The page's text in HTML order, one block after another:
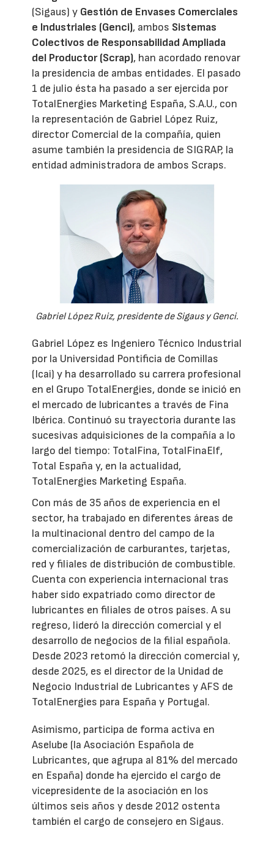
(Sigaus) y Gestión de Envases Comerciales
e Industriales (Genci), ambos Sistemas
Colectivos de Responsabilidad Ampliada
del Productor (Scrap), han acordado renovar
la presidencia de ambas entidades. El pasado
1 de julio ésta ha pasado a ser ejercida por
TotalEnergies Marketing España, S.A.U., con
la representación de Gabriel López Ruiz,
director Comercial de la compañía, quien
asume también la presidencia de SIGRAP, la
entidad administradora de ambos Scraps.
Gabriel López Ruiz, presidente de Sigaus y Genci.
Gabriel López es Ingeniero Técnico Industrial
por la Universidad Pontificia de Comillas
(Icai) y ha desarrollado su carrera profesional
en el Grupo TotalEnergies, donde se inició en
el mercado de lubricantes a través de Fina
Ibérica. Continuó su trayectoria durante las
sucesivas adquisiciones de la compañía a lo
largo del tiempo: TotalFina, TotalFinaElf,
Total España y, en la actualidad,
TotalEnergies Marketing España.
Con más de 35 años de experiencia en el
sector, ha trabajado en diferentes áreas de
la multinacional dentro del campo de la
comercialización de carburantes, tarjetas,
red y filiales de distribución de combustible.
Cuenta con experiencia internacional tras
haber sido expatriado como director de
lubricantes en filiales de otros países. A su
regreso, lideró la dirección comercial y el
desarrollo de negocios de la filial española.
Desde 2023 retomó la dirección comercial y,
desde 2025, es el director de la Unidad de
Negocio Industrial de Lubricantes y AFS de
TotalEnergies para España y Portugal.
Asimismo, participa de forma activa en
Aselube (la Asociación Española de
Lubricantes, que agrupa al 81% del mercado
en España) donde ha ejercido el cargo de
vicepresidente de la asociación en los
últimos seis años y desde 2012 ostenta
también el cargo de consejero en Sigaus.